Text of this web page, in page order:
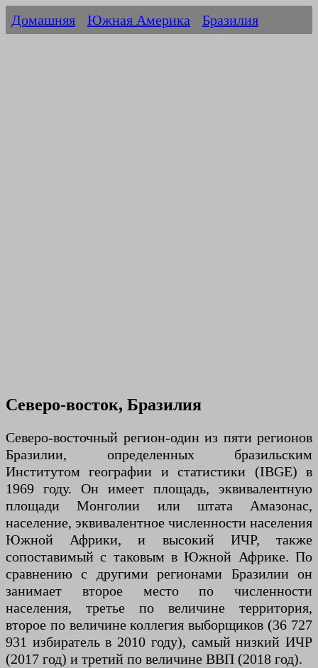
Домашняя Южная Америка Бразилия
Северо-восток, Бразилия
Северо-восточный регион-один из пяти регионов
Бразилии, определенных бразильским
Институтом географии и статистики (IBGE) в
1969 году. Он имеет площадь, эквивалентную
площади Монголии или штата Амазонас,
население, эквивалентное численности населения
Южной Африки, и высокий ИЧР, также
сопоставимый с таковым в Южной Африке. По
сравнению с другими регионами Бразилии он
занимает второе место по численности
населения, третье по величине территория,
второе по величине коллегия выборщиков (36 727
931 избиратель в 2010 году), самый низкий ИЧР
(2017 год) и третий по величине ВВП (2018 год).